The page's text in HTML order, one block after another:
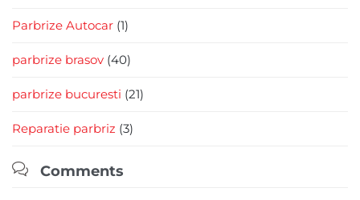
Parbrize Autocar (1)
parbrize brasov (40)
parbrize bucuresti (21)
Reparatie parbriz (3)
 Comments